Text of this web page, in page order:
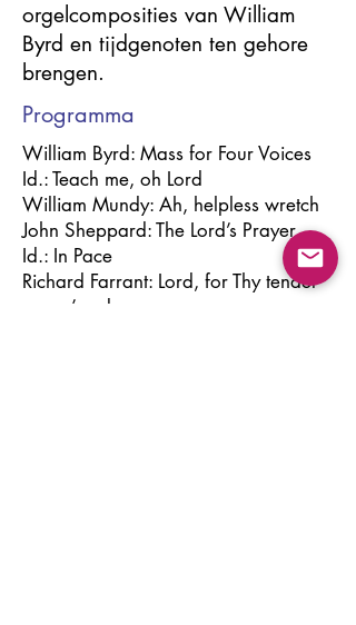
orgelcomposities van William
Byrd en tijdgenoten ten gehore
brengen.
Programma
William Byrd: Mass for Four Voices
Id.: Teach me, oh Lord
William Mundy: Ah, helpless wretch
John Sheppard: The Lord’s Prayer
Id.: In Pace
Richard Farrant: Lord, for Thy tender
mercy’s sake